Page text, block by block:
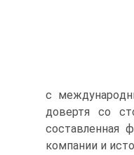
с
довертя со
составленная
компании и